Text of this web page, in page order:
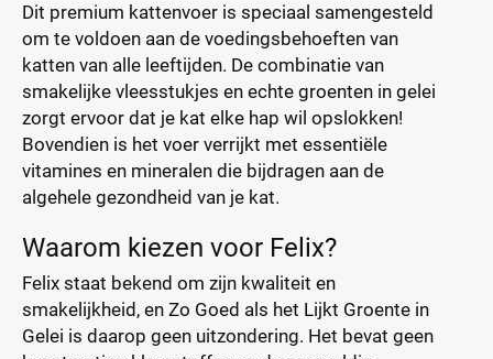
Dit premium kattenvoer is speciaal samengesteld
om te voldoen aan de voedingsbehoeften van
katten van alle leeftijden. De combinatie van
smakelijke vleesstukjes en echte groenten in gelei
zorgt ervoor dat je kat elke hap wil opslokken!
Bovendien is het voer verrijkt met essentiële
vitamines en mineralen die bijdragen aan de
algehele gezondheid van je kat.
Waarom kiezen voor Felix?
Felix staat bekend om zijn kwaliteit en
smakelijkheid, en Zo Goed als het Lijkt Groente in
Gelei is daarop geen uitzondering. Het bevat geen